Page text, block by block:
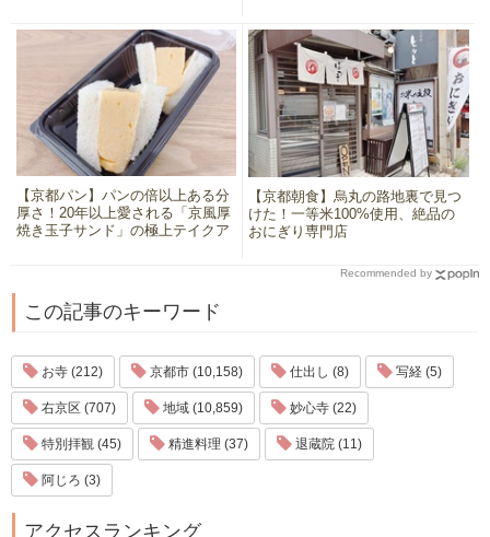
【京都パン】パンの倍以上ある分
厚さ！20年以上愛される「京風厚
焼き玉子サンド」の極上テイクア
【京都朝食】烏丸の路地裏で見つ
けた！一等米100%使用、絶品の
おにぎり専門店
Recommended by
この記事のキーワード
お寺 (212) 京都市 (10,158) 仕出し (8) 写経 (5)
右京区 (707) 地域 (10,859) 妙心寺 (22)
特別拝観 (45) 精進料理 (37) 退蔵院 (11)
阿じろ (3)
アクセスランキング